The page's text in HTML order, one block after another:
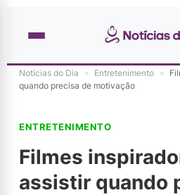
Notícias do Dia » Entretenimento »
quando precisa de motivação
ENTRETENIMENTO
Filmes
assistir quando